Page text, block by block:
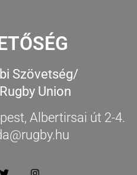
Szövetség/
Union
Albertirsai út 2-4.